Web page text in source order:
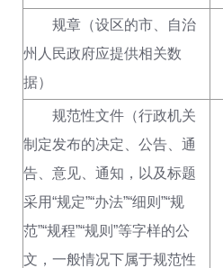
规章 （设区的市、自治
州人民政府应提供相关数
据）
规范性文件（行政机关
制定发布的决定、公告、通
告、意见、通知，以及标题
采用“规定”“办法”“细则”“规
范”“规程”“规则”等字样的公
文，一般情况下属于规范性